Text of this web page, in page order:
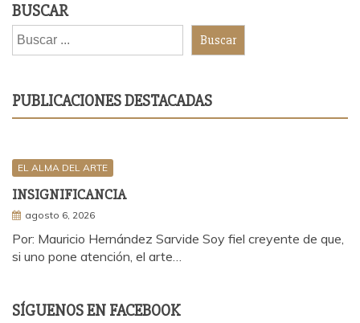
BUSCAR
Buscar
PUBLICACIONES DESTACADAS
EL ALMA DEL ARTE
INSIGNIFICANCIA
agosto 6, 2026
Por: Mauricio Hernández Sarvide Soy fiel creyente de que,
si uno pone atención, el arte…
SÍGUENOS EN FACEBOOK